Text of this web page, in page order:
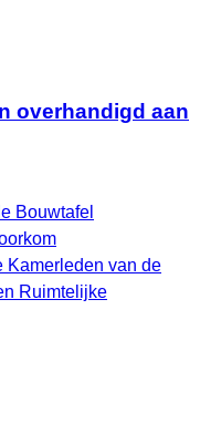
overhandigd aan
Bouwtafel
Kamerleden van de
Ruimtelijke